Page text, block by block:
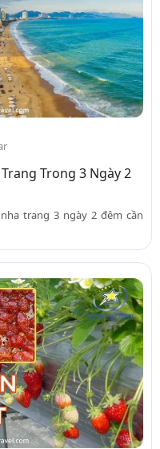
Trong 3 Ngày 2
trang 3 ngày 2 đêm cần